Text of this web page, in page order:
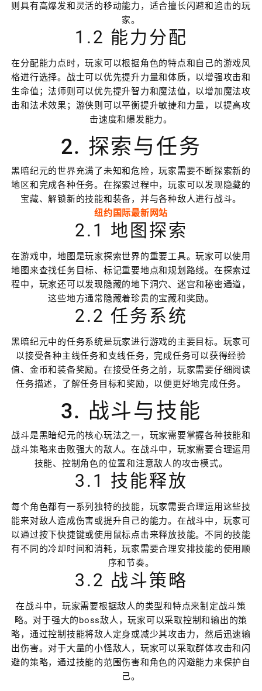
则具有高爆发和灵活的移动能力，适合擅长闪避和追击的玩
家。
1.2 能力分配
在分配能力点时，玩家可以根据角色的特点和自己的游戏风
格进行选择。战士可以优先提升力量和体质，以增强攻击和
生命值；法师则可以优先提升智力和魔法值，以增加魔法攻
击和法术效果；游侠则可以平衡提升敏捷和力量，以提高攻
击速度和爆发能力。
2. 探索与任务
黑暗纪元的世界充满了未知和危险，玩家需要不断探索新的
地区和完成各种任务。在探索过程中，玩家可以发现隐藏的
宝藏、解锁新的技能和装备，并与各种敌人进行战斗。
纽约国际最新网站
2.1 地图探索
在游戏中，地图是玩家探索世界的重要工具。玩家可以使用
地图来查找任务目标、标记重要地点和规划路线。在探索过
程中，玩家还可以发现隐藏的地下洞穴、迷宫和秘密通道，
这些地方通常隐藏着珍贵的宝藏和奖励。
2.2 任务系统
黑暗纪元中的任务系统是玩家进行游戏的主要目标。玩家可
以接受各种主线任务和支线任务，完成任务可以获得经验
值、金币和装备奖励。在接受任务之前，玩家需要仔细阅读
任务描述，了解任务目标和奖励，以便更好地完成任务。
3. 战斗与技能
战斗是黑暗纪元的核心玩法之一，玩家需要掌握各种技能和
战斗策略来击败强大的敌人。在战斗中，玩家需要合理运用
技能、控制角色的位置和注意敌人的攻击模式。
3.1 技能释放
每个角色都有一系列独特的技能，玩家需要合理运用这些技
能来对敌人造成伤害或提升自己的能力。在战斗中，玩家可
以通过按下快捷键或使用鼠标点击来释放技能。不同的技能
有不同的冷却时间和消耗，玩家需要合理安排技能的使用顺
序和节奏。
3.2 战斗策略
在战斗中，玩家需要根据敌人的类型和特点来制定战斗策
略。对于强大的boss敌人，玩家可以采取控制和输出的策
略，通过控制技能将敌人定身或减少其攻击力，然后迅速输
出伤害。对于大量的小怪敌人，玩家可以采取群体攻击和闪
避的策略，通过技能的范围伤害和角色的闪避能力来保护自
己。